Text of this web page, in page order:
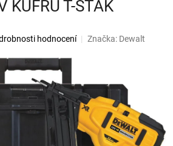
KUFRU T-STAK
hodnocení Značka: Dewalt